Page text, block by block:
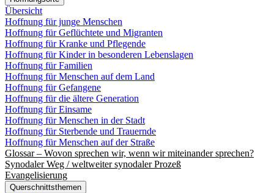
Übersicht
Hoffnung für junge Menschen
Hoffnung für Geflüchtete und Migranten
Hoffnung für Kranke und Pflegende
Hoffnung für Kinder in besonderen Lebenslagen
Hoffnung für Familien
Hoffnung für Menschen auf dem Land
Hoffnung für Gefangene
Hoffnung für die ältere Generation
Hoffnung für Einsame
Hoffnung für Menschen in der Stadt
Hoffnung für Sterbende und Trauernde
Hoffnung für Menschen auf der Straße
Glossar – Wovon sprechen wir, wenn wir miteinander sprechen?
Synodaler Weg / weltweiter synodaler Prozeß
Evangelisierung
Querschnittsthemen